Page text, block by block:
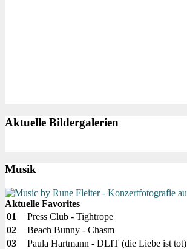
Aktuelle Bildergalerien
Musik
Aktuelle Favorites
01
Press Club - Tightrope
02
Beach Bunny - Chasm
03
Paula Hartmann - DLIT (die Liebe ist tot)